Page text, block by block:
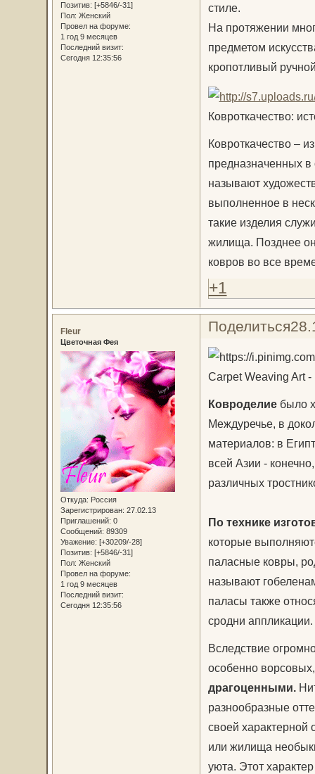
Позитив: [+5846/-31]
Пол: Женский
Провел на форуме:
1 год 9 месяцев
Последний визит:
Сегодня 12:35:56
стиле.
На протяжении
предметом
кропотливый
Ковроткачество:
Ковроткачество –
предназначенных
называют
выполненное в
такие изделия
жилища. Позднее
ковров во все
+1
Поделиться
Fleur
Цветочная Фея
Откуда: Россия
Зарегистрирован: 27.02.13
Приглашений: 0
Сообщений: 89309
Уважение: [+30209/-28]
Позитив: [+5846/-31]
Пол: Женский
Провел на форуме:
1 год 9 месяцев
Последний визит:
Сегодня 12:35:56
Carpet Weaving Art
Ковроделиебыло
Междуречье, в
материалов: в
всей Азии -
различных
По технике
которые
паласные ковры,
называют
паласы также
сродни аппликации.
Вследствие
особенно
драгоценными.
разнообразные
своей
или жилища
уюта. Этот